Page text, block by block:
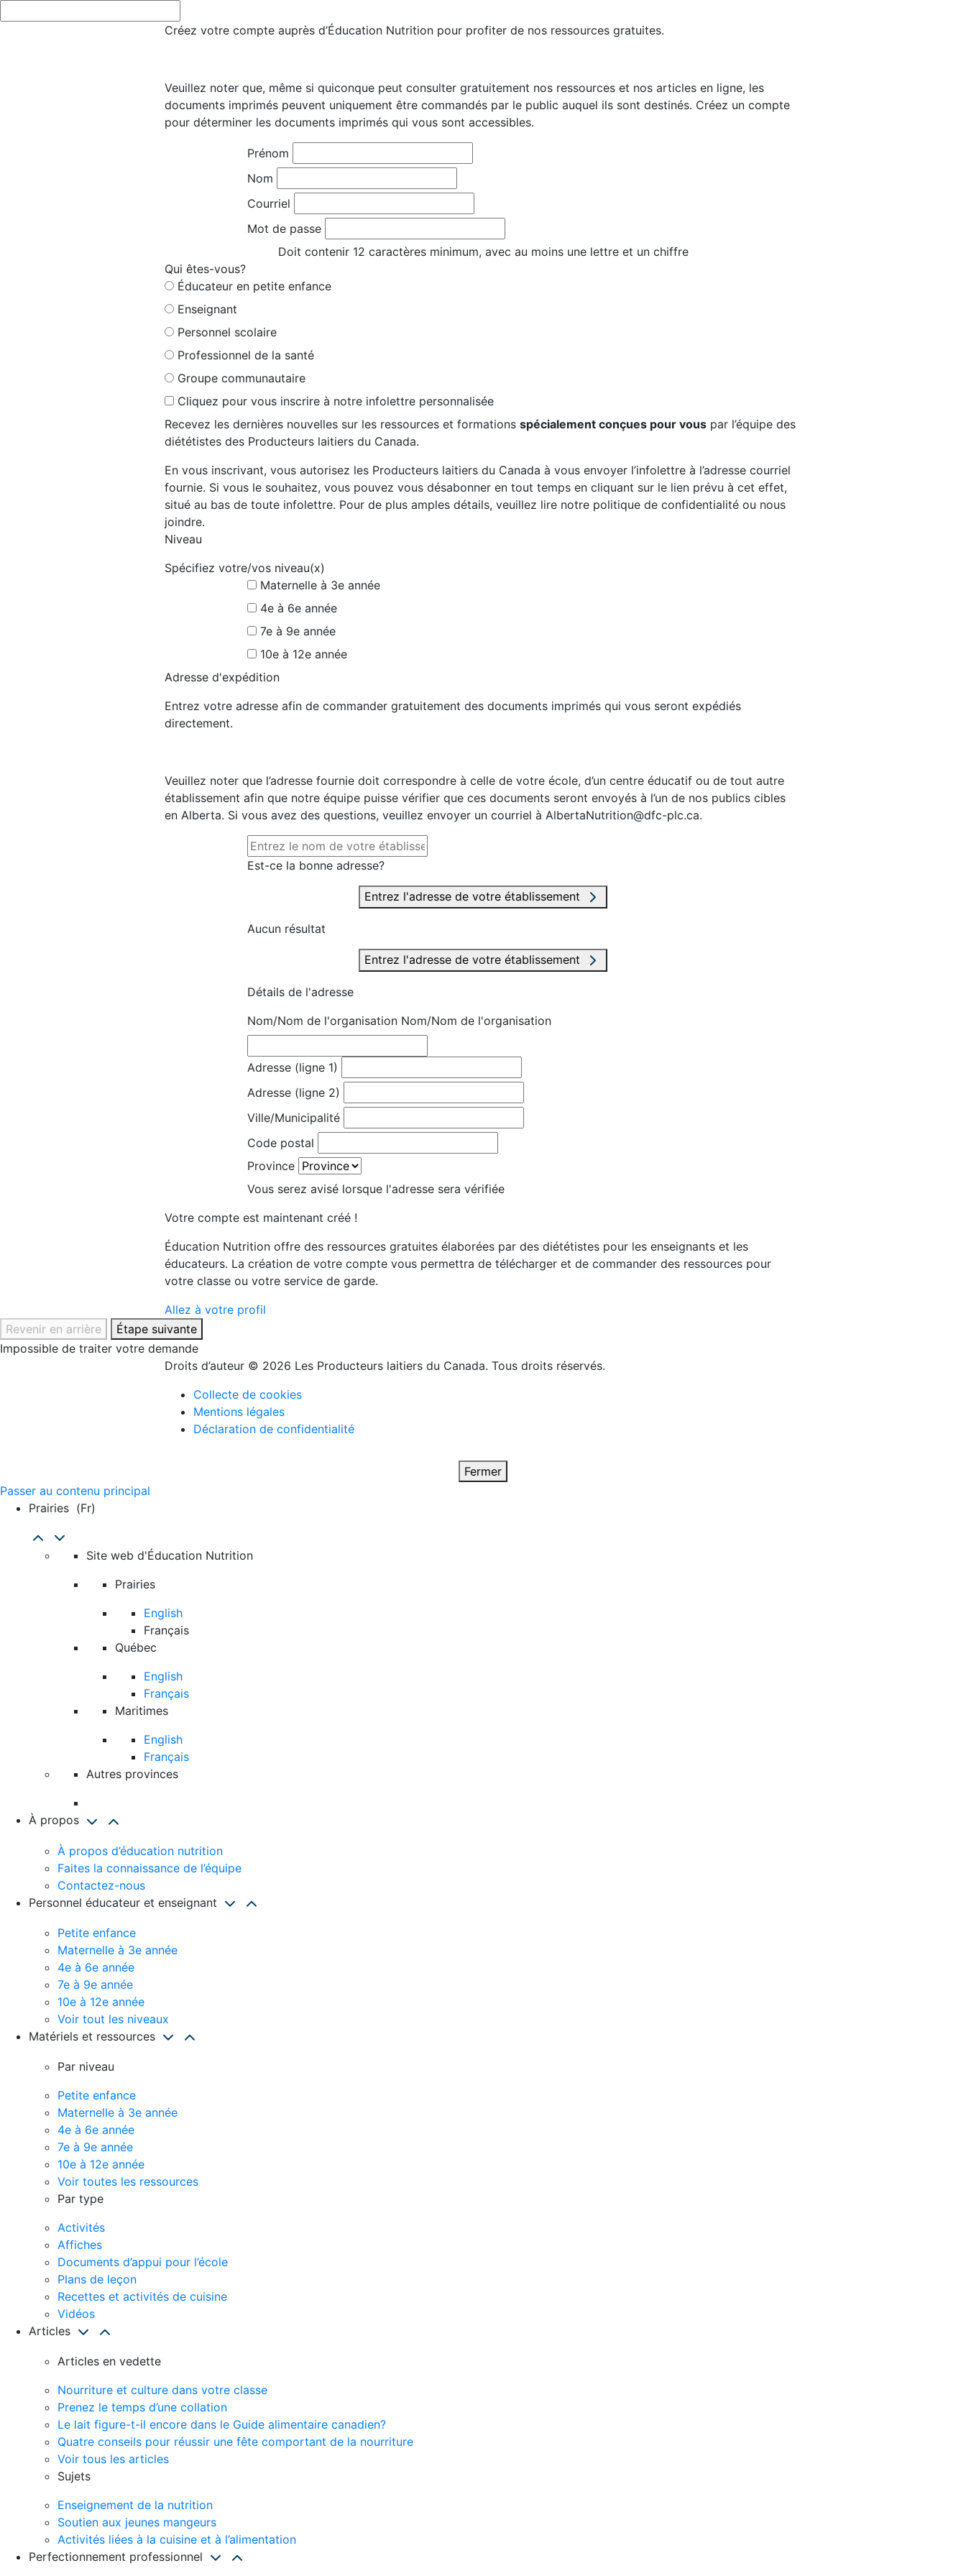
Créez votre compte auprès d’Éducation Nutrition pour profiter de nos ressources gratuites.
Veuillez noter que, même si quiconque peut consulter gratuitement nos ressources et nos articles en ligne, les
documents imprimés peuvent uniquement être commandés par le public auquel ils sont destinés. Créez un compte
pour déterminer les documents imprimés qui vous sont accessibles.
Prénom
Nom
Courriel
Mot de passe
Doit contenir 12 caractères minimum, avec au moins une lettre et un chiffre
Qui êtes-vous?
Éducateur en petite enfance
Enseignant
Personnel scolaire
Professionnel de la santé
Groupe communautaire
Cliquez pour vous inscrire à notre infolettre personnalisée
Recevez les dernières nouvelles sur les ressources et formations spécialement conçues pour vous par l’équipe des
diététistes des Producteurs laitiers du Canada.
En vous inscrivant, vous autorisez les Producteurs laitiers du Canada à vous envoyer l’infolettre à l’adresse courriel
fournie. Si vous le souhaitez, vous pouvez vous désabonner en tout temps en cliquant sur le lien prévu à cet effet,
situé au bas de toute infolettre. Pour de plus amples détails, veuillez lire notre politique de confidentialité ou nous
joindre.
Niveau
Spécifiez votre/vos niveau(x)
Maternelle à 3e année
4e à 6e année
7e à 9e année
10e à 12e année
Adresse d'expédition
Entrez votre adresse afin de commander gratuitement des documents imprimés qui vous seront expédiés
directement.
Veuillez noter que l’adresse fournie doit correspondre à celle de votre école, d’un centre éducatif ou de tout autre
établissement afin que notre équipe puisse vérifier que ces documents seront envoyés à l’un de nos publics cibles
en Alberta. Si vous avez des questions, veuillez envoyer un courriel à AlbertaNutrition@dfc-plc.ca.
Est-ce la bonne adresse?
Entrez l'adresse de votre établissement
Aucun résultat
Entrez l'adresse de votre établissement
Détails de l'adresse
Nom/Nom de l'organisation Nom/Nom de l'organisation
Adresse (ligne 1)
Adresse (ligne 2)
Ville/Municipalité
Code postal
Province
Vous serez avisé lorsque l'adresse sera vérifiée
Votre compte est maintenant créé !
Éducation Nutrition offre des ressources gratuites élaborées par des diététistes pour les enseignants et les
éducateurs. La création de votre compte vous permettra de télécharger et de commander des ressources pour
votre classe ou votre service de garde.
Allez à votre profil
Revenir en arrière
Étape suivante
Impossible de traiter votre demande
Droits d’auteur © 2026 Les Producteurs laitiers du Canada. Tous droits réservés.
Collecte de cookies
Mentions légales
Déclaration de confidentialité
Fermer
Passer au contenu principal
Prairies (fr)
Site web d'Éducation Nutrition
Prairies
English
Français
Québec
English
Français
Maritimes
English
Français
Autres provinces
À propos
À propos d’éducation nutrition
Faites la connaissance de l’équipe
Contactez-nous
Personnel éducateur et enseignant
Petite enfance
Maternelle à 3e année
4e à 6e année
7e à 9e année
10e à 12e année
Voir tout les niveaux
Matériels et ressources
Par niveau
Petite enfance
Maternelle à 3e année
4e à 6e année
7e à 9e année
10e à 12e année
Voir toutes les ressources
Par type
Activités
Affiches
Documents d’appui pour l’école
Plans de leçon
Recettes et activités de cuisine
Vidéos
Articles
Articles en vedette
Nourriture et culture dans votre classe
Prenez le temps d’une collation
Le lait figure-t-il encore dans le Guide alimentaire canadien?
Quatre conseils pour réussir une fête comportant de la nourriture
Voir tous les articles
Sujets
Enseignement de la nutrition
Soutien aux jeunes mangeurs
Activités liées à la cuisine et à l’alimentation
Perfectionnement professionnel